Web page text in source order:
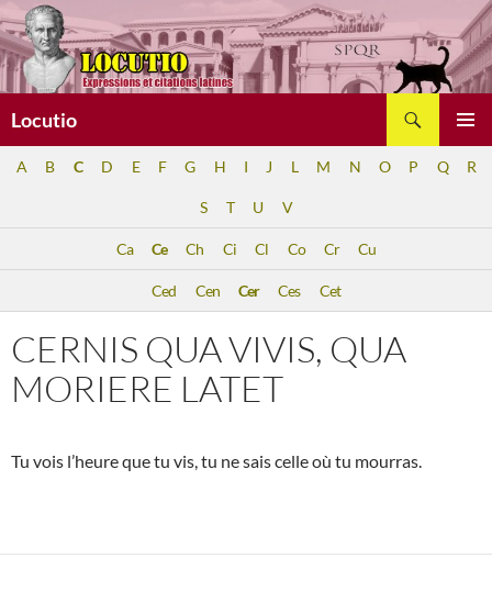
Aller
au
contenu
Locutio
A B C D E F G H I J L M N O P Q R
S T U V
Ca Ce Ch Ci Cl Co Cr Cu
Ced Cen Cer Ces Cet
CERNIS QUA VIVIS, QUA
MORIERE LATET
Tu vois l’heure que tu vis, tu ne sais celle où tu mourras.